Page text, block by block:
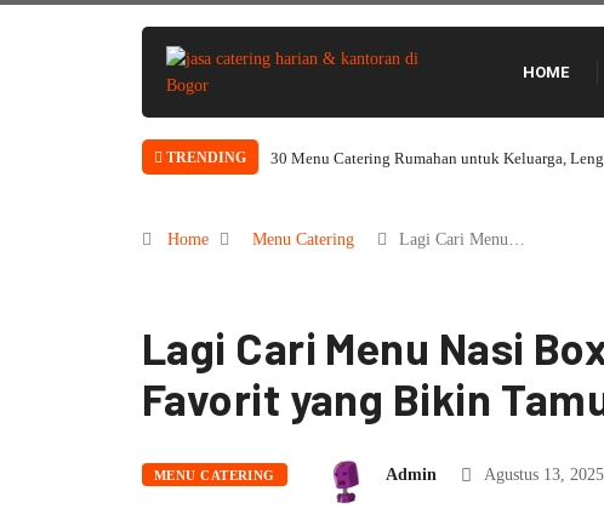
HOME
TRENDING
Home Menu Catering Lagi Cari Menu…
Lagi Cari Menu Nasi
Favorit yang Bikin
MENU CATERING Admin Agustus 13, 2025